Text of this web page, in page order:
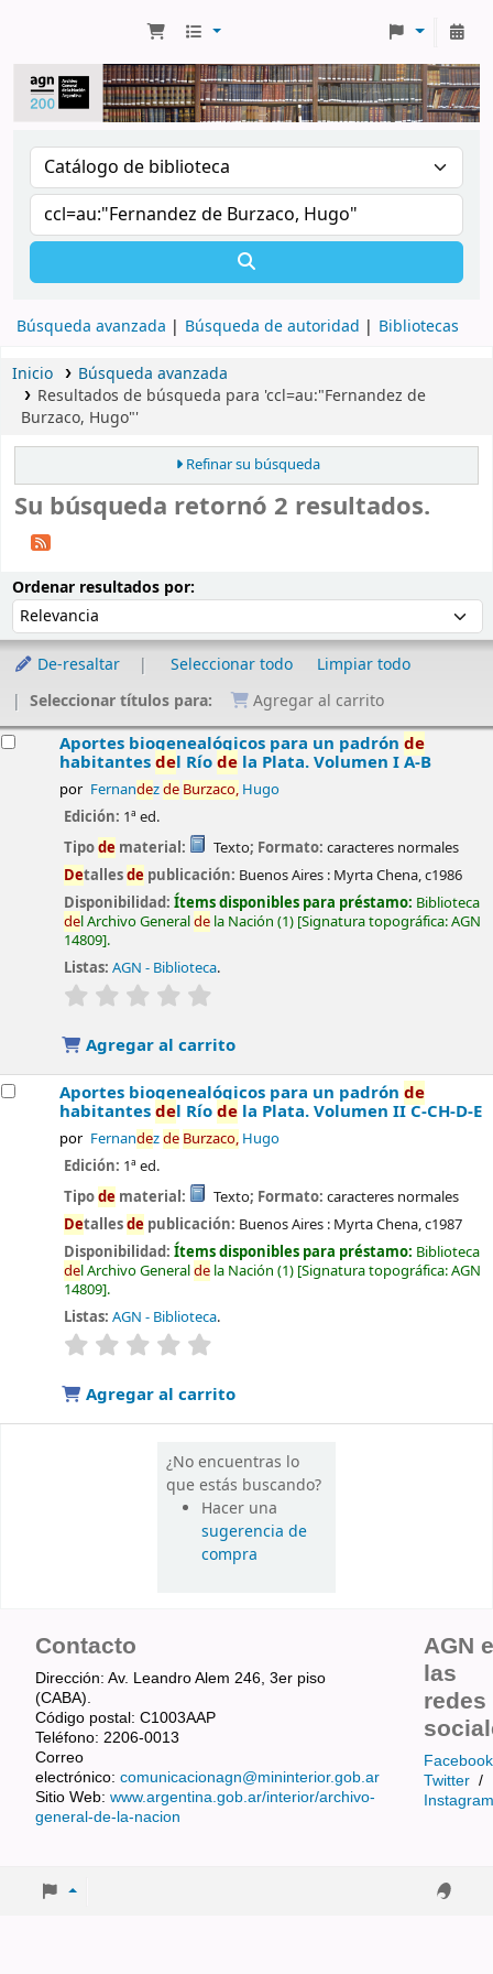
Búsqueda avanzada Búsqueda de autoridad Bibliotecas
Inicio
Búsqueda avanzada
Resultados de búsqueda para 'ccl=au:"Fernandez de
Burzaco, Hugo"'
Refinar su búsqueda
Su búsqueda retornó 2 resultados.
Ordenar resultados por:
De-resaltar Seleccionar todo
Limpiar todo
Seleccionar títulos para:
Agregar al carrito
Aportes biogenealógicos para un padrónde
habitantesdel Ríode la Plata. Volumen I A-B
por Fernandezde Burzaco,Hugo
Edición: 1ª ed.
Tipode material: Texto; Formato: caracteres normales
Detallesde publicación: Buenos Aires : Myrta Chena,c1986
Disponibilidad:Ítems disponibles para préstamo: Biblioteca
del Archivo Generalde la Nación (1) Signatura topográfica:AGN
14809 .
Listas: AGN - Biblioteca.
valoración
Agregar al carrito
Aportes biogenealógicos para un padrónde
habitantesdel Ríode la Plata. Volumen II C-CH-D-E
por Fernandezde Burzaco,Hugo
Edición: 1ª ed.
Tipode material: Texto; Formato: caracteres normales
Detallesde publicación: Buenos Aires : Myrta Chena,c1987
Disponibilidad:Ítems disponibles para préstamo: Biblioteca
del Archivo Generalde la Nación (1) Signatura topográfica:AGN
14809 .
Listas: AGN - Biblioteca.
valoración
Agregar al carrito
¿No encuentras lo
que estás buscando?
Hacer una
sugerencia de
compra
Contacto
Dirección: Av. Leandro Alem 246, 3er piso
(CABA).
Código postal: C1003AAP
Teléfono: 2206-0013
Correo
electrónico: comunicacionagn@mininterior.gob.ar
Sitio Web: www.argentina.gob.ar/interior/archivo-
general-de-la-nacion
AGN
las
redes
Facebook
Twitter /
Instagram